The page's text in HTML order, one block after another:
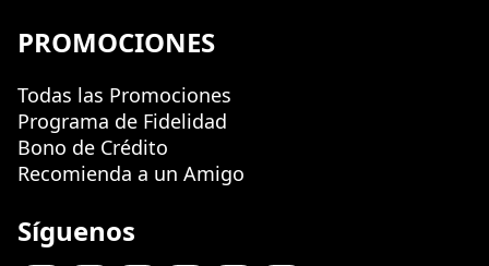
PROMOCIONES
Todas las Promociones
Programa de Fidelidad
Bono de Crédito
Recomienda a un Amigo
Síguenos